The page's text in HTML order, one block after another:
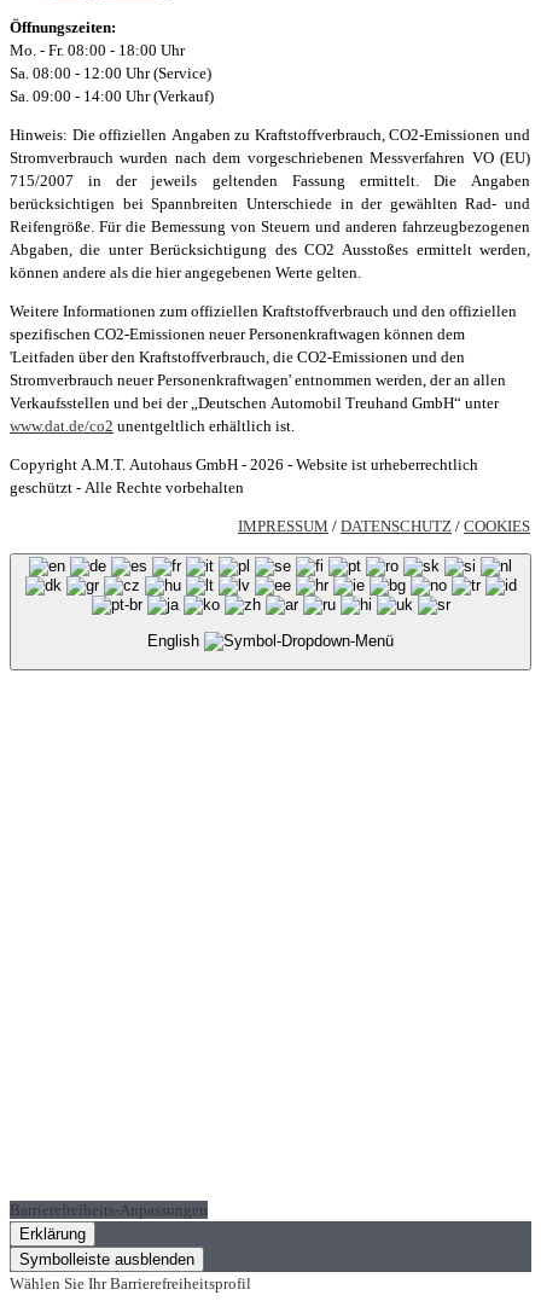
Öffnungszeiten:
Mo. - Fr. 08:00 - 18:00 Uhr
Sa. 08:00 - 12:00 Uhr (Service)
Sa. 09:00 - 14:00 Uhr (Verkauf)
Hinweis: Die offiziellen Angaben zu Kraftstoffverbrauch, CO2-Emissionen und
Stromverbrauch wurden nach dem vorgeschriebenen Messverfahren VO (EU)
715/2007 in der jeweils geltenden Fassung ermittelt. Die Angaben
berücksichtigen bei Spannbreiten Unterschiede in der gewählten Rad- und
Reifengröße. Für die Bemessung von Steuern und anderen fahrzeugbezogenen
Abgaben, die unter Berücksichtigung des CO2 Ausstoßes ermittelt werden,
können andere als die hier angegebenen Werte gelten.
Weitere Informationen zum offiziellen Kraftstoffverbrauch und den offiziellen
spezifischen CO2-Emissionen neuer Personenkraftwagen können dem
'Leitfaden über den Kraftstoffverbrauch, die CO2-Emissionen und den
Stromverbrauch neuer Personenkraftwagen' entnommen werden, der an allen
Verkaufsstellen und bei der „Deutschen Automobil Treuhand GmbH“ unter
www.dat.de/co2 unentgeltlich erhältlich ist.
Copyright A.M.T. Autohaus GmbH - 2026 - Website ist urheberrechtlich
geschützt - Alle Rechte vorbehalten
IMPRESSUM / DATENSCHUTZ / COOKIES
English
Barrierefreiheits-Anpassungen
Erklärung
Symbolleiste ausblenden
Wählen Sie Ihr Barrierefreiheitsprofil